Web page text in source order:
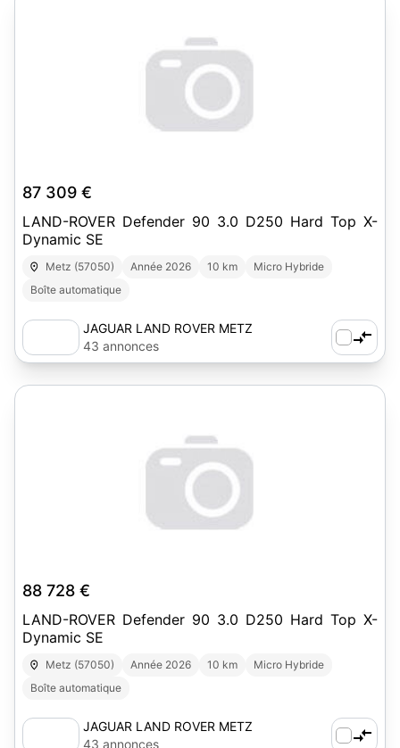
87 309 €
LAND-ROVER Defender 90 3.0 D250 Hard Top X-
Dynamic SE
Metz (57050) Année 2026 10 km
Micro Hybride
Boîte automatique
JAGUAR LAND ROVER METZ
43 annonces
88 728 €
LAND-ROVER Defender 90 3.0 D250 Hard Top X-
Dynamic SE
Metz (57050) Année 2026 10 km
Micro Hybride
Boîte automatique
JAGUAR LAND ROVER METZ
43 annonces